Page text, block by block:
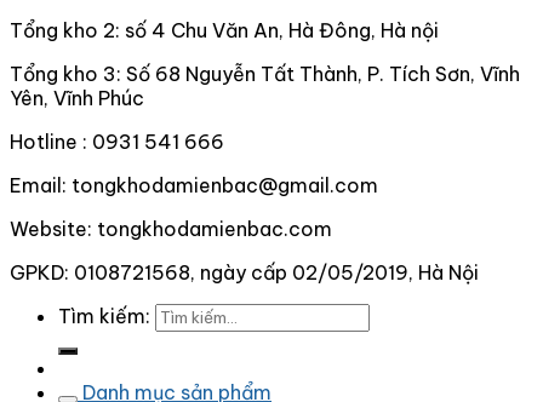
Tổng kho 2: số 4 Chu Văn An, Hà Đông, Hà nội
Tổng kho 3: Số 68 Nguyễn Tất Thành, P. Tích Sơn, Vĩnh
Yên, Vĩnh Phúc
Hotline : 0931 541 666
Email: tongkhodamienbac@gmail.com
Website: tongkhodamienbac.com
GPKD: 0108721568, ngày cấp 02/05/2019, Hà Nội
Tìm kiếm:
Danh mục sản phẩm